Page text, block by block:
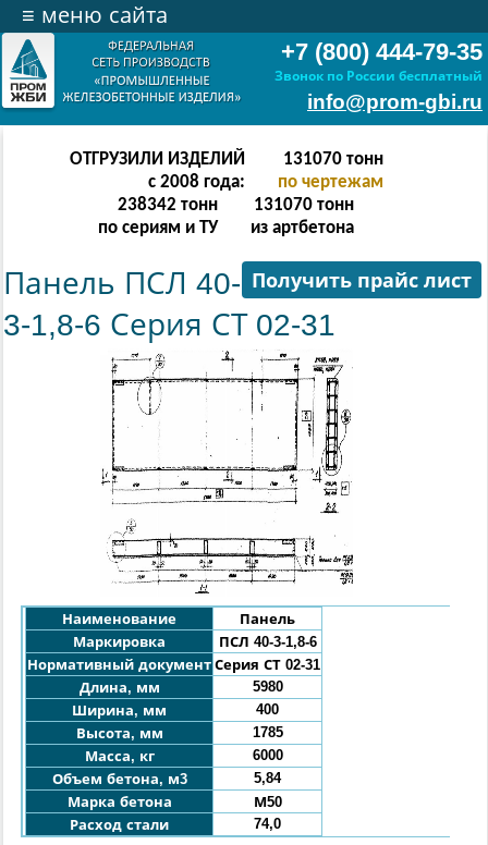
+7 (800) 444-79-35
Звонок по России бесплатный
info@prom-gbi.ru
≡ меню сайта
ОТГРУЗИЛИ ИЗДЕЛИЙ
с 2008 года:
262142тонн
по чертежам
238342 тонн
по сериям и ТУ
262142 тонн
из артбетона
Получить прайс лист
Панель ПСЛ 40-
3-1,8-6 Серия СТ 02-31
Наименование
Панель
Маркировка
ПСЛ 40-3-1,8-6
Нормативный документ Серия СТ 02-31
Длина, мм
5980
Ширина, мм
400
Высота, мм
1785
Масса, кг
6000
Объем бетона, м3
5,84
Марка бетона
М50
Расход стали
74,0